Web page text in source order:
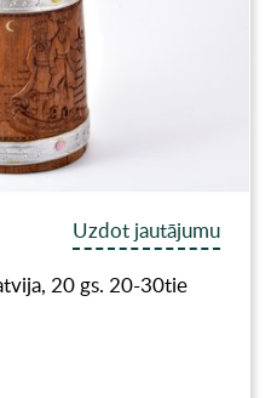
Uzdot jautājumu
20 gs. 20-30tie